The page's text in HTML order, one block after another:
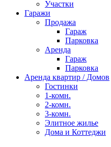
Участки
Гаражи
Продажа
Гараж
Парковка
Аренда
Гараж
Парковка
Аренда квартир / Домов
Гостинки
1-комн.
2-комн.
3-комн.
Элитное жилье
Дома и Коттеджи